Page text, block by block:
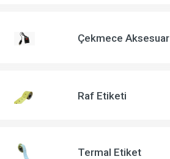
Çekmece Aksesuar
Raf Etiketi
Termal Etiket